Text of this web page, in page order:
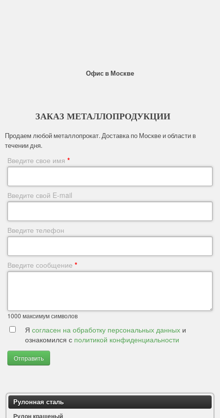
Офис в Москве
ЗАКАЗ МЕТАЛЛОПРОДУКЦИИ
Продаем любой металлопрокат. Доставка по Москве и области в
течении дня.
Введите свое имя *
Введите свой E-mail
Введите телефон
Введите сообщение *
1000 максимум символов
Я согласен на обработку персональных данных и
ознакомился с политикой конфиденциальности
Отправить
Рулонная сталь
Рулон крашеный